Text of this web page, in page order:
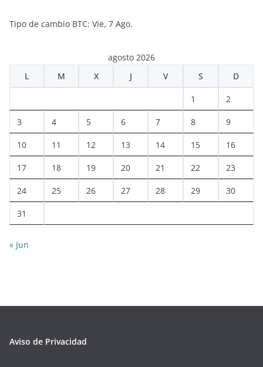
Tipo de cambio BTC: Vie, 7 Ago.
agosto 2026
L
M X J V S D
1 2
3 4 5 6 7 8 9
10 11 12 13 14 15 16
17 18 19 20 21 22 23
24 25 26 27 28 29 30
31
« Jun
Aviso de Privacidad